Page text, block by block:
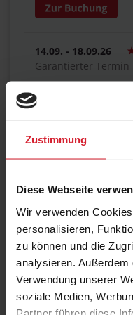
Zustimmung
Diese Webseite
Wir verwenden
personalisieren,
zu können und die
analysieren.
Verwendung unserer
soziale Medien,
Partner führen diese
14.09. - 18.09.26
Garantierter Termin
working @ home /
28.09. - 02.10.26
Hamburg
Renaissance Hamburg
€ 2.270,00
12.10. - 16.10.26